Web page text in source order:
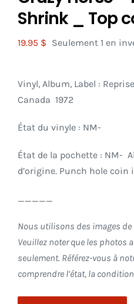
Shrink _ Top
19.95 $ Seulement 1 en
Vinyl, Album, Label :
Canada 1972
État du vinyle : NM-
État de la pochette : NM-
d’origine. Punch hole
_____
Nous utilisons des images de
Veuillez noter que les photos
seulement. Référez-vous à
comprendre l’état, la